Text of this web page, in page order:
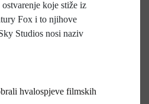
koje stiže iz
Fox i to njihove
Studios nosi naziv